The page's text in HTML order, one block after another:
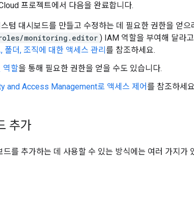
프로젝트에서 다음을 완료합니다.
텀 대시보드를 만들고 수정하는 데 필요한 권한을 얻으
monitoring.editor ) IAM 역할을 부여해 달라
폴더, 조직에 대한 액세스 관리 를 참조하세요.
역할을 통해 필요한 권한을 얻을 수도 있습니다.
and Access Management로 액세스 제어를 참조하세
추가
를 추가하는 데 사용할 수 있는 방식에는 여러 가지가